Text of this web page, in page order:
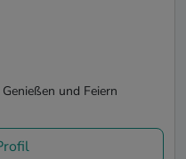
und Feiern